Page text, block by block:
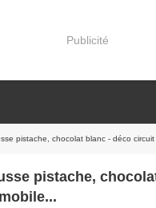
Publicité
pistache, chocolat blanc - déco circuit
pistache,